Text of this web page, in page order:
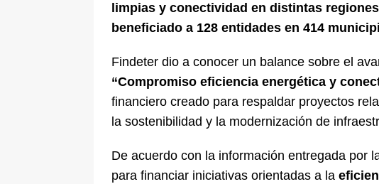
limpias y conectividad en distintas
beneficiado a 128 entidades en 414
Findeter dio a conocer un balance sobre el
“Compromiso eficiencia energética y
financiero creado para respaldar proyectos
la sostenibilidad y la modernización de
De acuerdo con la información entregada por
para financiar iniciativas orientadas a la